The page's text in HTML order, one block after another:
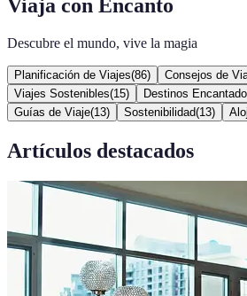
Viaja con Encanto
Descubre el mundo, vive la magia
Planificación de Viajes(86) Consejos de
Viajes Sostenibles(15) Destinos
Guías de Viaje(13) Sostenibilidad(13)
Artículos destacados